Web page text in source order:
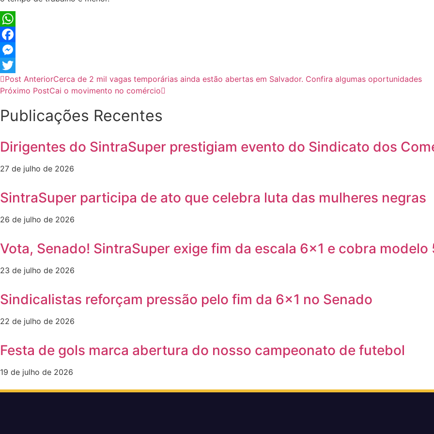
WhatsApp
Facebook
Messenger
Twitter
Post AnteriorCerca de 2 mil vagas temporárias ainda estão abertas em Salvador. Confira algumas oportunidades
Próximo PostCai o movimento no comércio
Publicações Recentes
Dirigentes do SintraSuper prestigiam evento do Sindicato dos
27 de julho de 2026
SintraSuper participa de ato que celebra luta das mulheres negras
26 de julho de 2026
Vota, Senado! SintraSuper exige fim da escala 6×1 e cobra modelo
23 de julho de 2026
Sindicalistas reforçam pressão pelo fim da 6×1 no Senado
22 de julho de 2026
Festa de gols marca abertura do nosso campeonato de futebol
19 de julho de 2026